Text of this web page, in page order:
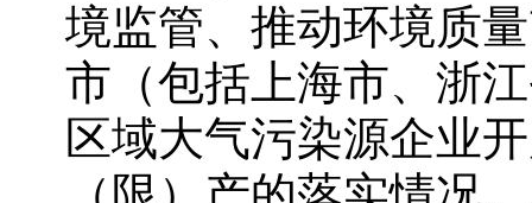
境监管、推动环境质
市（包括上海市、浙
区域大气污染源企业